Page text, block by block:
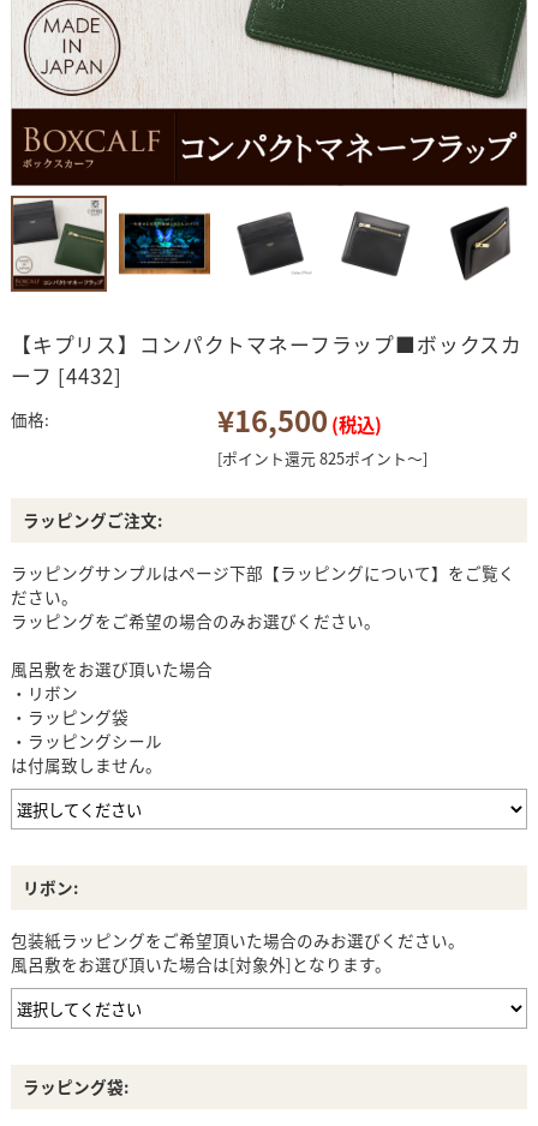
【キプリス】コンパクトマネーフラップ■ボックスカ
ーフ [4432]
価格: ¥16,500 (税込)
[ポイント還元 825ポイント～]
ラッピングご注文:
ラッピングサンプルはページ下部【ラッピングについて】をご覧く
ださい。
ラッピングをご希望の場合のみお選びください。
風呂敷をお選び頂いた場合
・リボン
・ラッピング袋
・ラッピングシール
は付属致しません。
リボン:
包装紙ラッピングをご希望頂いた場合のみお選びください。
風呂敷をお選び頂いた場合は[対象外]となります。
ラッピング袋: